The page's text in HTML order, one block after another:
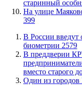
старинный
​На улице
399
В России введут
биометрии 2579
​В преддверии
вместо старого
Один из